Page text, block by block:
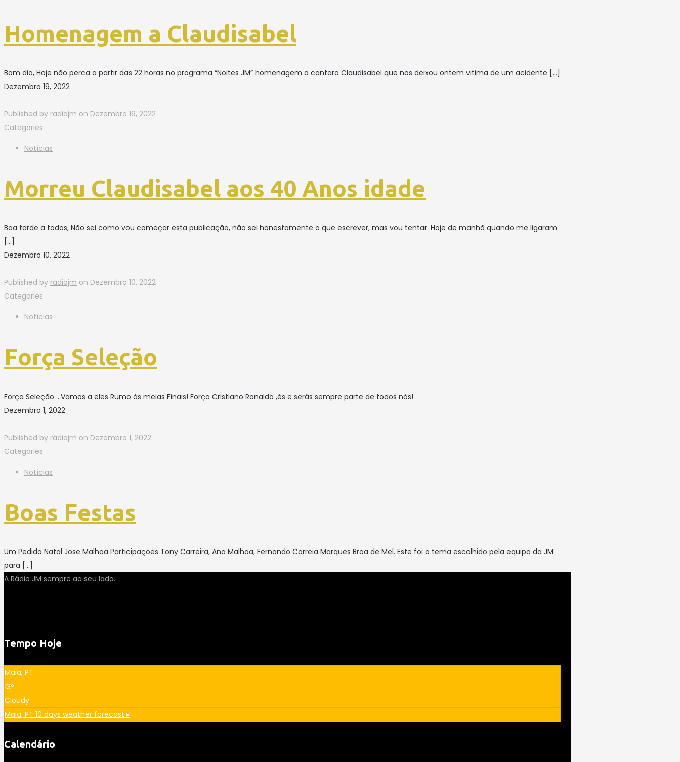
Homenagem a Claudisabel
Bom dia, Hoje não perca a partir das 22 horas no programa “Noites JM” homenagem a cantora Claudisabel que nos deixou ontem vitima de um acidente […]
Dezembro 19, 2022
Published by radiojm on Dezembro 19, 2022
Categories
Notícias
Morreu Claudisabel aos 40 Anos idade
Boa tarde a todos, Não sei como vou começar esta publicação, não sei honestamente o que escrever, mas vou tentar. Hoje de manhã quando me ligaram
[…]
Dezembro 10, 2022
Published by radiojm on Dezembro 10, 2022
Categories
Notícias
Força Seleção
Força Seleção …Vamos a eles Rumo ás meias Finais! Força Cristiano Ronaldo ,és e serás sempre parte de todos nós!
Dezembro 1, 2022
Published by radiojm on Dezembro 1, 2022
Categories
Notícias
Boas Festas
Um Pedido Natal Jose Malhoa Participações Tony Carreira, Ana Malhoa, Fernando Correia Marques Broa de Mel. Este foi o tema escolhido pela equipa da JM
para […]
A Rádio JM sempre ao seu lado.
Tempo Hoje
Maia, PT
13°
Cloudy
Maia, PT 10 days weather forecast ▸
Calendário